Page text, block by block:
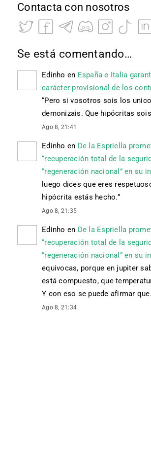
Contacta con nosotros
Se está comentando…
Edinho en España e Italia
carácter provisional de los
“Pero si vosotros sois los
demonizais. Que hipócritas
Ago 8, 21:41
Edinho en De la Espriella
“recuperación total de la
“regeneración nacional” en su
luego dices que eres
hipócrita estás hecho.”
Ago 8, 21:35
Edinho en De la Espriella
“recuperación total de la
“regeneración nacional” en su
equivocas, porque en jupiter
está compuesto, que
Y con eso se puede afirmar
Ago 8, 21:34